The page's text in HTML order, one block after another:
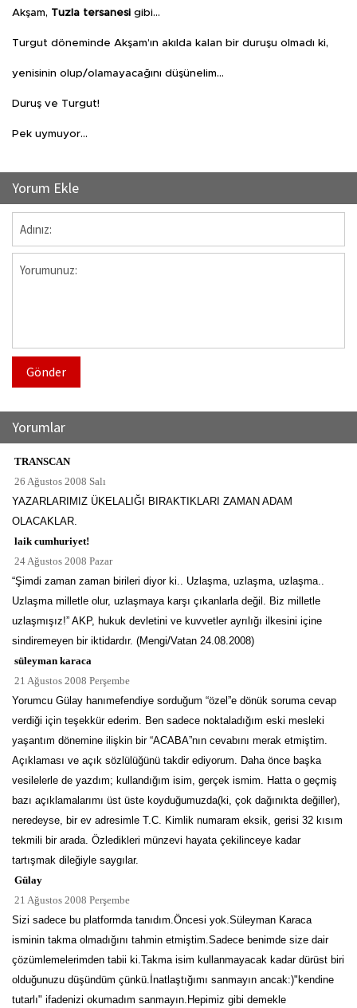
Akşam, Tuzla tersanesi gibi…
Turgut döneminde Akşam’ın akılda kalan bir duruşu olmadı ki,
yenisinin olup/olamayacağını düşünelim…
Duruş ve Turgut!
Pek uymuyor…
Yorum Ekle
Gönder
Yorumlar
TRANSCAN
26 Ağustos 2008 Salı
YAZARLARIMIZ ÜKELALIĞI BIRAKTIKLARI ZAMAN ADAM
OLACAKLAR.
laik cumhuriyet!
24 Ağustos 2008 Pazar
“Şimdi zaman zaman birileri diyor ki.. Uzlaşma, uzlaşma, uzlaşma..
Uzlaşma milletle olur, uzlaşmaya karşı çıkanlarla değil. Biz milletle
uzlaşmışız!” AKP, hukuk devletini ve kuvvetler ayrılığı ilkesini içine
sindiremeyen bir iktidardır. (Mengi/Vatan 24.08.2008)
süleyman karaca
21 Ağustos 2008 Perşembe
Yorumcu Gülay hanımefendiye sorduğum “özel”e dönük soruma cevap
verdiği için teşekkür ederim. Ben sadece noktaladığım eski mesleki
yaşantım dönemine ilişkin bir “ACABA”nın cevabını merak etmiştim.
Açıklaması ve açık sözlülüğünü takdir ediyorum. Daha önce başka
vesilelerle de yazdım; kullandığım isim, gerçek ismim. Hatta o geçmiş
bazı açıklamalarımı üst üste koyduğumuzda(ki, çok dağınıkta değiller),
neredeyse, bir ev adresimle T.C. Kimlik numaram eksik, gerisi 32 kısım
tekmili bir arada. Özledikleri münzevi hayata çekilinceye kadar
tartışmak dileğiyle saygılar.
Gülay
21 Ağustos 2008 Perşembe
Sizi sadece bu platformda tanıdım.Öncesi yok.Süleyman Karaca
isminin takma olmadığını tahmin etmiştim.Sadece benimde size dair
çözümlemelerimden tabii ki.Takma isim kullanmayacak kadar dürüst biri
olduğunuzu düşündüm çünkü.İnatlaştığımı sanmayın ancak:)"kendine
tutarlı" ifadenizi okumadım sanmayın.Hepimiz gibi demekle